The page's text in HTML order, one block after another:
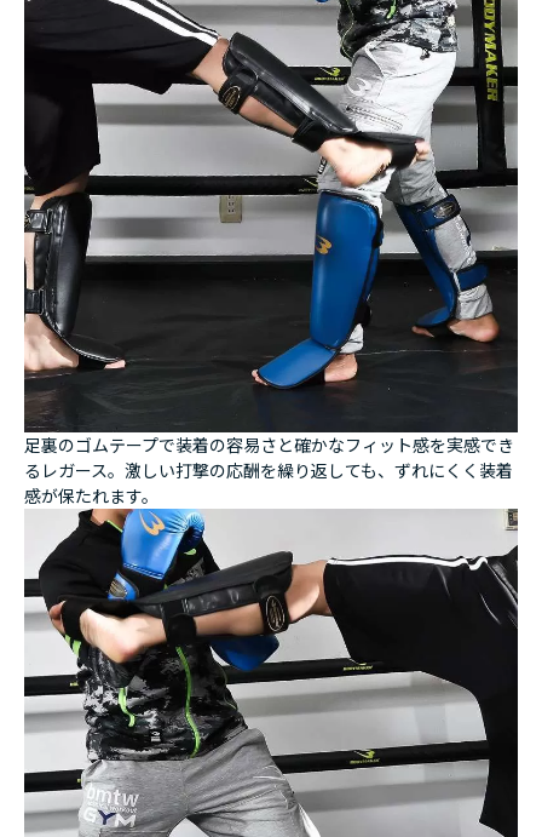
足裏のゴムテープで装着の容易さと確かなフィット感を実感でき
るレガース。激しい打撃の応酬を繰り返しても、ずれにくく装着
感が保たれます。